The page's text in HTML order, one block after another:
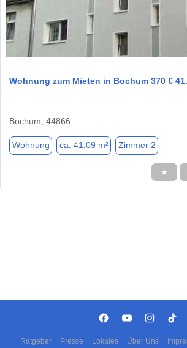
Wohnung zum Mieten in Bochum 370 €
Bochum, 44866
Wohnung ca. 41,09 m² Zimmer 2
★
Ratgeber Presse Lokales Über Uns